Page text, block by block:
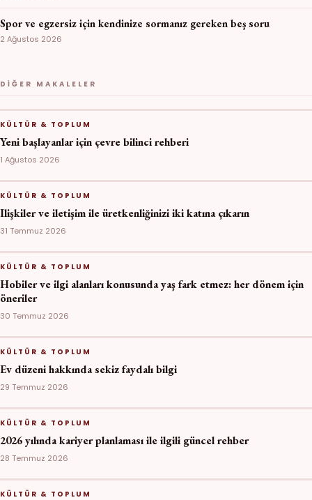
Spor ve egzersiz için kendinize sormanız gereken beş soru
2 Ağustos 2026
DIĞER MAKALELER
KÜLTÜR & TOPLUM
Yeni başlayanlar için çevre bilinci rehberi
1 Ağustos 2026
KÜLTÜR & TOPLUM
Ilişkiler ve iletişim ile üretkenliğinizi iki katına çıkarın
31 Temmuz 2026
KÜLTÜR & TOPLUM
Hobiler ve ilgi alanları konusunda yaş fark etmez: her dönem için
öneriler
30 Temmuz 2026
KÜLTÜR & TOPLUM
Ev düzeni hakkında sekiz faydalı bilgi
29 Temmuz 2026
KÜLTÜR & TOPLUM
2026 yılında kariyer planlaması ile ilgili güncel rehber
28 Temmuz 2026
KÜLTÜR & TOPLUM